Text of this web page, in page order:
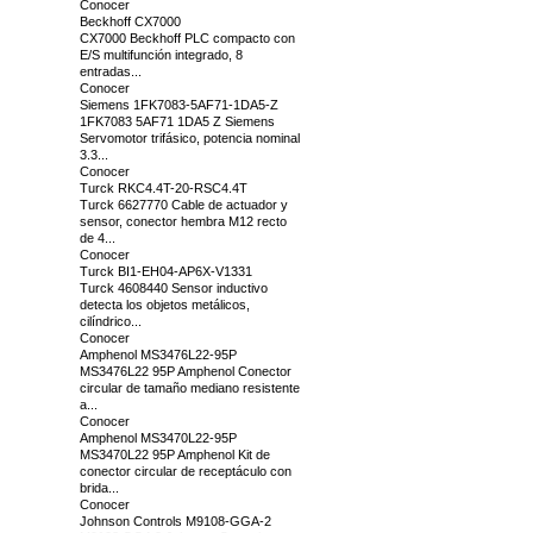
Conocer
Beckhoff CX7000
CX7000 Beckhoff PLC compacto con
E/S multifunción integrado, 8
entradas...
Conocer
Siemens 1FK7083-5AF71-1DA5-Z
1FK7083 5AF71 1DA5 Z Siemens
Servomotor trifásico, potencia nominal
3.3...
Conocer
Turck RKC4.4T-20-RSC4.4T
Turck 6627770 Cable de actuador y
sensor, conector hembra M12 recto
de 4...
Conocer
Turck BI1-EH04-AP6X-V1331
Turck 4608440 Sensor inductivo
detecta los objetos metálicos,
cilíndrico...
Conocer
Amphenol MS3476L22-95P
MS3476L22 95P Amphenol Conector
circular de tamaño mediano resistente
a...
Conocer
Amphenol MS3470L22-95P
MS3470L22 95P Amphenol Kit de
conector circular de receptáculo con
brida...
Conocer
Johnson Controls M9108-GGA-2